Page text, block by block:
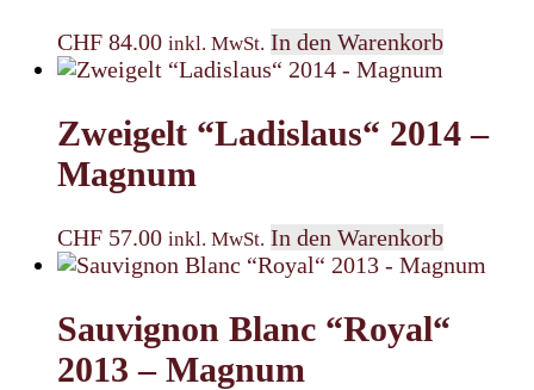
CHF 84.00 inkl. MwSt. In den Warenkorb
Zweigelt “Ladislaus“ 2014 –
Magnum
CHF 57.00 inkl. MwSt. In den Warenkorb
Sauvignon Blanc “Royal“
2013 – Magnum